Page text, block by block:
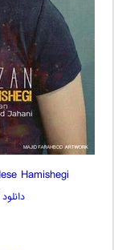
Hamishegi